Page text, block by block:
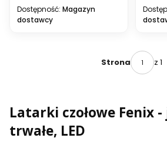
Dostępność: Magazyn
dostawcy
Strona z 1
Latarki czołowe Fenix -
trwałe, LED